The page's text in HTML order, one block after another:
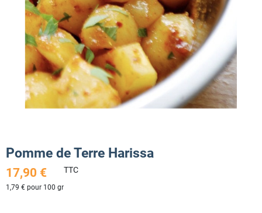
Pomme de Terre Harissa
17,90 €
1,79 € pour 100 gr
TTC